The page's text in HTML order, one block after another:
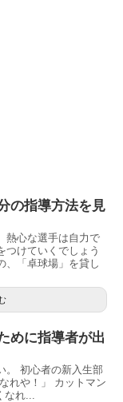
の指導方法を見
熱心な選手は自力で
つけていくでしょう
、「卓球場」を貸し
めに指導者が出
。 初心者の新入生部
れや！」 カットマン
なれ...